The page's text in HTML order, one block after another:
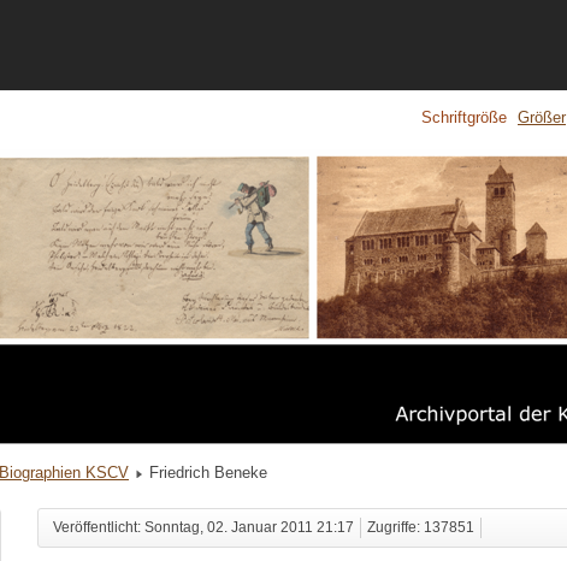
Schriftgröße Größer
Biographien KSCV Friedrich Beneke
Veröffentlicht: Sonntag, 02. Januar 2011 21:17 Zugriffe: 137851